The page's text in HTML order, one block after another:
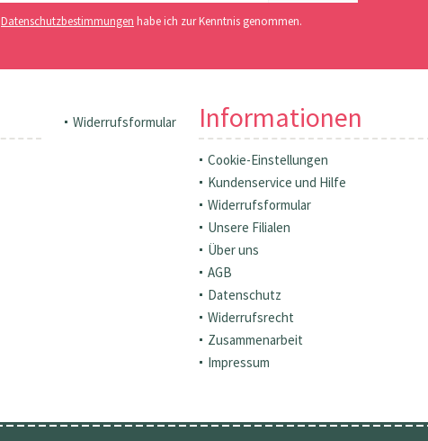
Datenschutzbestimmungen habe ich zur Kenntnis genommen.
Widerrufsformular Informationen
Cookie-Einstellungen
Kundenservice und Hilfe
Widerrufsformular
Unsere Filialen
Über uns
AGB
Datenschutz
Widerrufsrecht
Zusammenarbeit
Impressum